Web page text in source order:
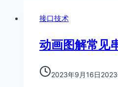
接口技术
动画图解常见
2023年9月16日